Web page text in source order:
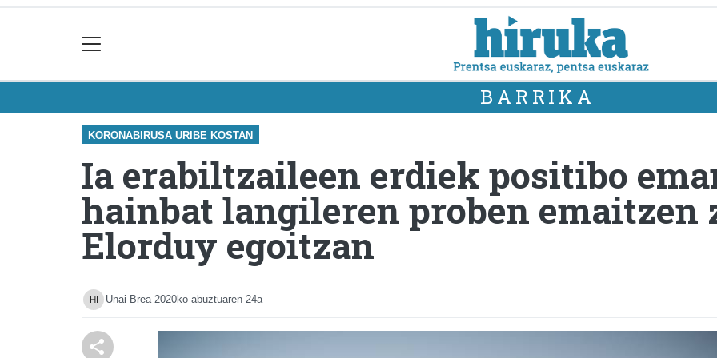
BARRIKA
KORONABIRUSA URIBE KOSTAN
Ia erabiltzaileen erdiek positibo
hainbat langileren proben emaitzen
Elorduy egoitzan
Unai Brea 2020ko abuztuaren 24a